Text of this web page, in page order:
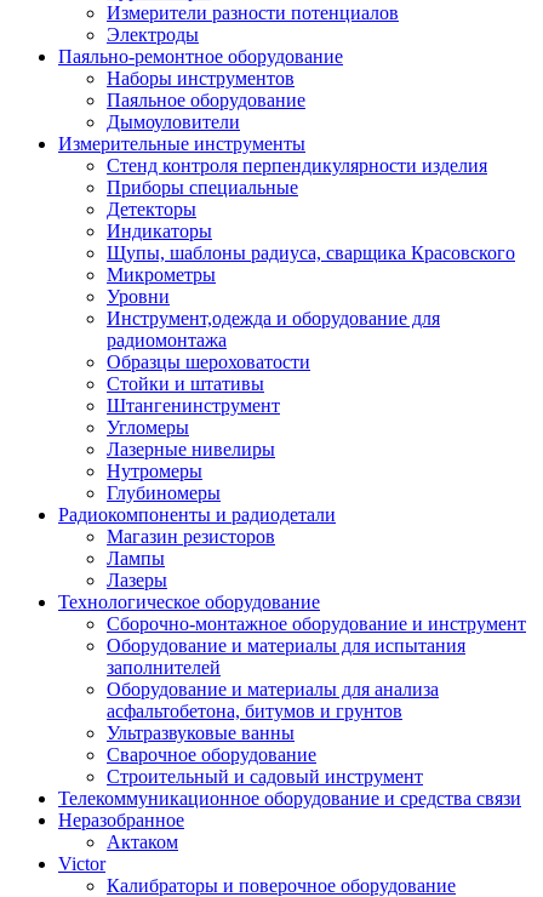
Измерители разности потенциалов
Электроды
Паяльно-ремонтное оборудование
Наборы инструментов
Паяльное оборудование
Дымоуловители
Измерительные инструменты
Стенд контроля перпендикулярности изделия
Приборы специальные
Детекторы
Индикаторы
Щупы, шаблоны радиуса, сварщика Красовского
Микрометры
Уровни
Инструмент,одежда и оборудование для
радиомонтажа
Образцы шероховатости
Стойки и штативы
Штангенинструмент
Угломеры
Лазерные нивелиры
Нутромеры
Глубиномеры
Радиокомпоненты и радиодетали
Магазин резисторов
Лампы
Лазеры
Технологическое оборудование
Сборочно-монтажное оборудование и инструмент
Оборудование и материалы для испытания
заполнителей
Оборудование и материалы для анализа
асфальтобетона, битумов и грунтов
Ультразвуковые ванны
Сварочное оборудование
Строительный и садовый инструмент
Телекоммуникационное оборудование и средства связи
Неразобранное
Актаком
Victor
Калибраторы и поверочное оборудование